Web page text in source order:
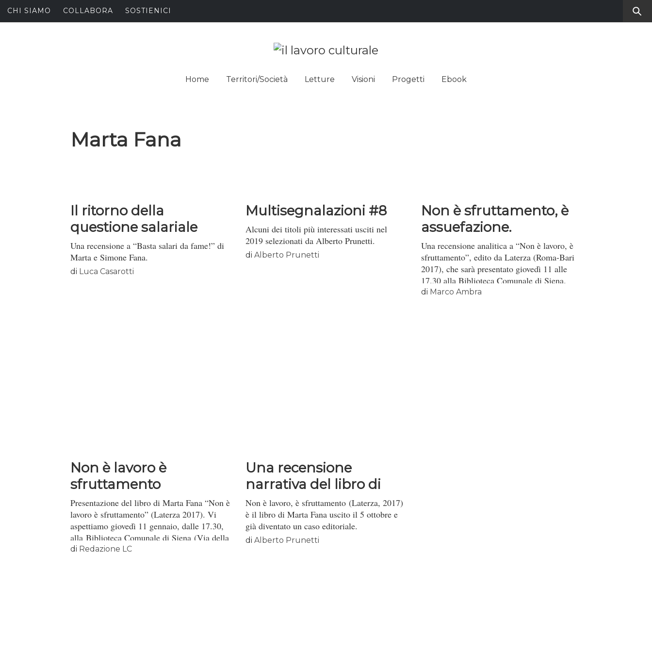
Skip
to
CHI SIAMO COLLABORA SOSTIENICI
IL LAVORO
CULTURALE
Home
Territori/Società Letture Visioni Progetti Ebook
Marta Fana
Il ritorno della
questione salariale
Una recensione a “Basta salari da fame!” di
Marta e Simone Fana.
di Luca Casarotti
Multisegnalazioni #8
Alcuni dei titoli più interessati usciti nel
2019 selezionati da Alberto Prunetti.
diAlberto Prunetti
Non è sfruttamento, è
assuefazione.
Leggendo il...
Una recensione analitica a “Non è lavoro, è
sfruttamento”, edito da Laterza (Roma-Bari
2017), che sarà presentato giovedì 11 alle
17.30 alla Biblioteca Comunale di Siena.
di Marco Ambra
Non è lavoro è
sfruttamento
Presentazione del libro di Marta Fana “Non è
lavoro è sfruttamento” (Laterza 2017). Vi
aspettiamo giovedì 11 gennaio, dalle 17.30,
alla Biblioteca Comunale di Siena (Via della
Sapienza 3 – 53100).
di Redazione LC
Una recensione
narrativa del libro di
Marta Fana
Non è lavoro, è sfruttamento (Laterza, 2017)
è il libro di Marta Fana uscito il 5 ottobre e
già diventato un caso editoriale.
diAlberto Prunetti